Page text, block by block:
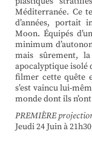
Méditerranée. Ce
d’années, portait
Moon. Équipés
minimum
mais sûrement,
apocalyptique isolé
filmer cette quête
s’est vaincu lui-
monde dont ils
PREMIÈRE
Jeudi 24 Juin à 21h30